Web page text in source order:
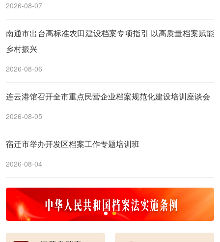
2026-08-07
南通市出台高标准农田建设档案专项指引 以高质量档案赋能
乡村振兴
2026-08-06
连云港馆召开全市重点民营企业档案规范化建设培训座谈会
2026-08-05
宿迁市举办开发区档案工作专题培训班
2026-08-04